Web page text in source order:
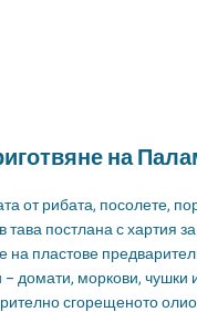
на
от рибата, посолете,
тава постлана с хартия
на пластове
домати, моркови, чушки
сгорещеното